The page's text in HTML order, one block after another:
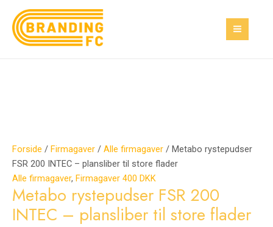
indholdet
Forside / Firmagaver / Alle firmagaver / Metabo rystepudser
FSR 200 INTEC – plansliber til store flader
Alle firmagaver, Firmagaver 400 DKK
Metabo rystepudser FSR 200
INTEC – plansliber til store flader
Metabo
rystepudser
FSR
antal
Tilbud!
Tilbud!
Den
oprindelige
pris
Den
aktuelle
pris